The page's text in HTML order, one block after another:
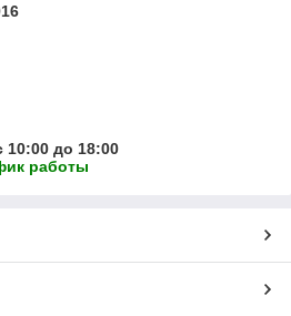
10:00 до 18:00
работы